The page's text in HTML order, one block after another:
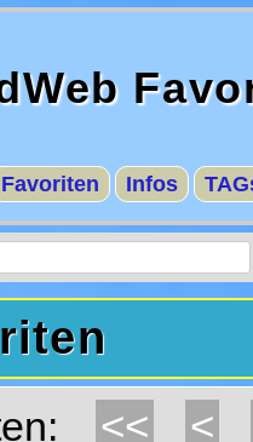
Favoriten Infos
<< <